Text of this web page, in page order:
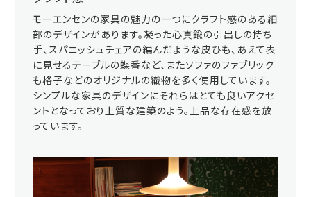
モーエンセンの家具の魅力の一つにクラフト感のある細
部のデザインがあります。凝った心真鍮の引出しの持ち
手、スパニッシュチェアの編んだような皮ひも、あえて表
に見せるテーブルの蝶番など、またソファのファブリック
も格子などのオリジナルの織物を多く使用しています。
シンプルな家具のデザインにそれらはとても良いアクセ
ントとなっており上質な建築のよう。上品な存在感を放
っています。